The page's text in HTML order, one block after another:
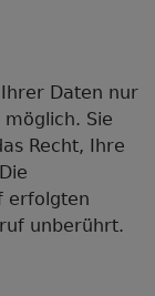
Daten nur
Sie
Recht, Ihre
erfolgten
unberührt.